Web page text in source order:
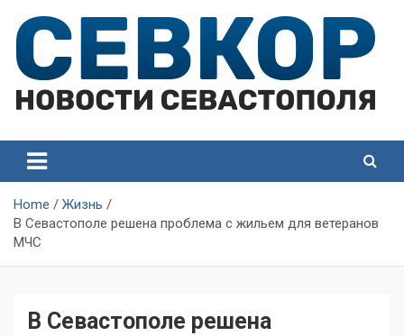
content
Севастополя
Севастополя
Home
Жизнь
В Севастополе решена проблема с жильем для ветеранов
МЧС
В Севастополе решена